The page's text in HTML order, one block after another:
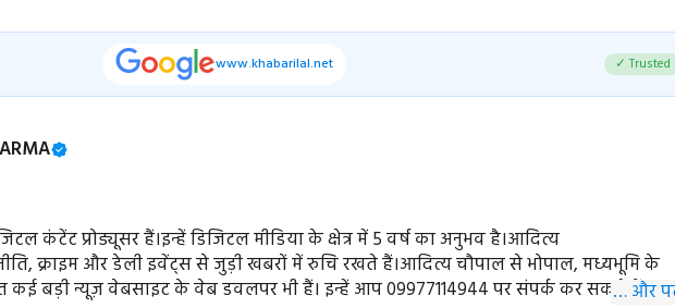
www.khabarilal.net ✓ Trusted
कंटेंट प्रोड्यूसर हैं।इन्हें डिजिटल मीडिया के क्षेत्र में 5 वर्ष का अनुभव है।आदित्य
क्राइम और डेली इवेंट्स से जुड़ी खबरों में रुचि रखते हैं।आदित्य चौपाल से भोपाल, मध्यभूमि के
कई बड़ी न्यूज़ वेबसाइट के वेब डवलपर भी हैं। इन्हें आप 09977114944 पर संपर्क कर सकते हैं।
… और